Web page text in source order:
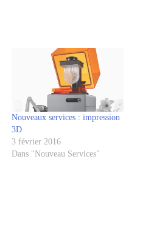
Nouveaux services : impression
3D
3 février 2016
Dans "Nouveau Services"